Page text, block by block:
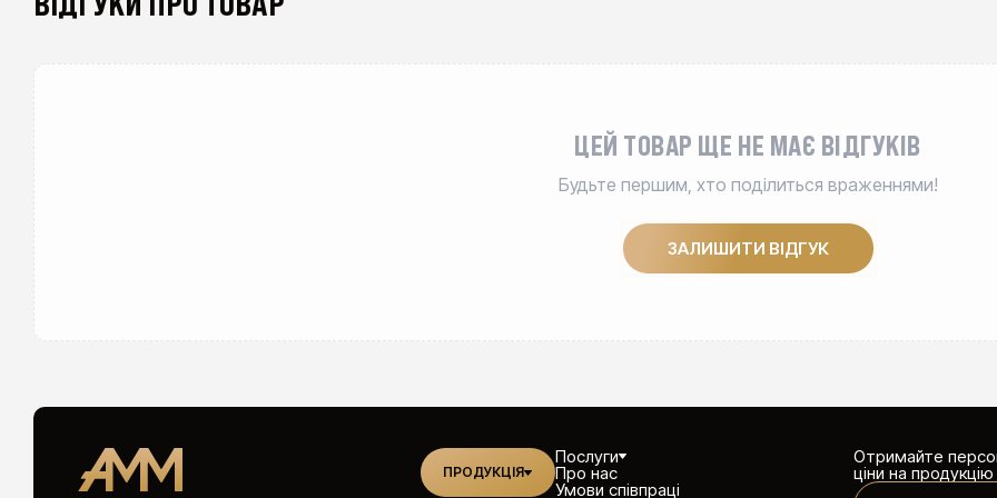
ЦЕЙ ТОВАР ЩЕ НЕ МАЄ ВІДГУКІВ
Будьте першим, хто поділиться враженнями!
ЗАЛИШИТИ ВІДГУК
ПРОДУКЦІЯ
Послуги
Про нас
Умови співпраці
Отримайте
ціни на продукцію